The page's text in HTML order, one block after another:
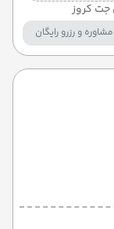
جت کروز
مشاوره و رزرو رایگان